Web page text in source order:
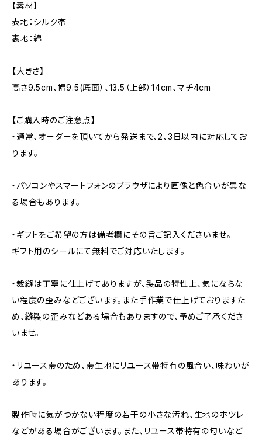
【素材】
表地：シルク帯
裏地：綿
【大きさ】
高さ9.5cm、幅9.5(底面）、13.5（上部）14cm、マチ4cm
【ご購入時のご注意点】
・通常、オーダーを頂いてから発送まで、2、3日以内に対応してお
ります。
・パソコンやスマートフォンのブラウザにより画像と色合いが異な
る場合もあります。
・ギフトをご希望の方は備考欄にその旨ご記入くださいませ。
ギフト用のシールにて無料でご対応いたします。
・裁縫は丁寧に仕上げてありますが、製品の特性上、気にならな
い程度の歪みなどございます。また手作業で仕上げておりますた
め、縫製の歪みなどある場合もありますので、予めご了承くださ
いませ。
・リユース帯のため、帯生地にリユース帯特有の風合い、味わいが
あります。
製作時に気がつかない程度の若干の小さな汚れ、生地のホツレ
などがある場合がございます。また、リユース帯特有の匂いなど